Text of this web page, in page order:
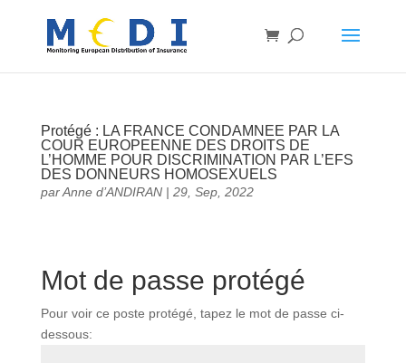
Protégé : LA FRANCE CONDAMNEE PAR LA
COUR EUROPEENNE DES DROITS DE
L’HOMME POUR DISCRIMINATION PAR L’EFS
DES DONNEURS HOMOSEXUELS
parAnne d’ANDIRAN| 29, Sep, 2022
Mot de passe protégé
Pour voir ce poste protégé, tapez le mot de passe ci-
dessous: